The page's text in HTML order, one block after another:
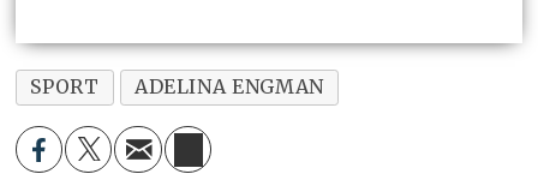
SPORT ADELINA ENGMAN